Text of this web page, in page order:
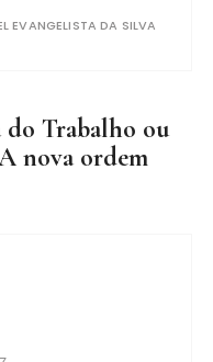
EVANGELISTA DA SILVA
do Trabalho ou
nova ordem